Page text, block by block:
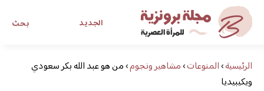
بحث الجديد
مجلة برونزية للفتاة العصريةالرئيسية›المنوعات›مشاهير ونجوم›من هو عبد الله بكر سعودي
ويكيبيديا